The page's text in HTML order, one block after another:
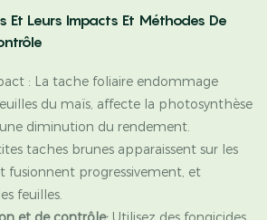
Et Leurs Impacts Et Méthodes De
: La tache foliaire endommage
du maïs, affecte la photosynthèse
diminution du rendement.
taches brunes apparaissent sur les
fusionnent progressivement, et
feuilles.